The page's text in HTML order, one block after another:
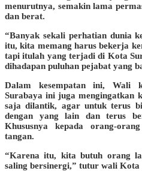
menurutnya, semakin lama
dan berat.
“Banyak sekali perhatian dunia
itu, kita memang harus bekerja
tapi itulah yang terjadi di Kota
dihadapan puluhan pejabat yang
Dalam kesempatan ini, Wali
Surabaya ini juga mengingatkan
saja dilantik, agar untuk terus
dengan yang lain dan terus
Khususnya kepada orang-
tangan.
“Karena itu, kita butuh orang
saling bersinergi,” tutur wali